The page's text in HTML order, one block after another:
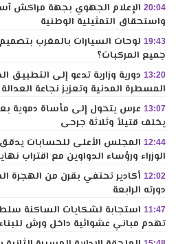
20:04 الإعلام الجهوي بجهة مراكش
واستحقاق التمثيلية الوطنية
19:43 لوحات السيارات بالمغرب
جميع المركبات؟
13:20 دورية وزارية تدعو إلى التطبيق
المسطرة المدنية وتعزيز نجاعة العدالة
13:07 عرس يتحول إلى مأساة دموية
يخلف قتيلاً وثلاثة جرحى
12:44 المجلس الأعلى للحسابات
الوزراء ورؤساء الدواوين مع اقتراب
12:02
دورته الرابعة
11:47 استجابة لشكايات الساكنة
تهدم مباني عشوائية داخل ورش